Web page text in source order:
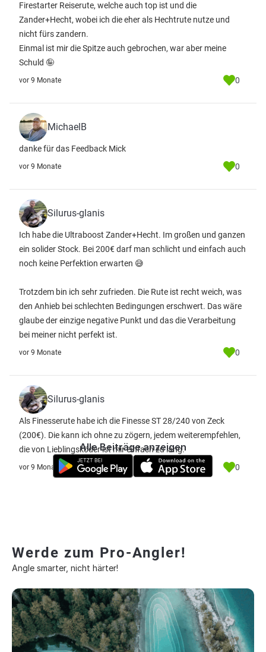
Firestarter Reiserute, welche auch top ist und die
Zander+Hecht, wobei ich die eher als Hechtrute nutze und
nicht fürs zandern.
Einmal ist mir die Spitze auch gebrochen, war aber meine
Schuld 🤪
vor 9 Monate 0
MichaelB
danke für das Feedback Mick
vor 9 Monate 0
Silurus-glanis
Ich habe die Ultraboost Zander+Hecht. Im großen und ganzen
ein solider Stock. Bei 200€ darf man schlicht und einfach auch
noch keine Perfektion erwarten 😅
Trotzdem bin ich sehr zufrieden. Die Rute ist recht weich, was
den Anhieb bei schlechten Bedingungen erschwert. Das wäre
glaube der einzige negative Punkt und das die Verarbeitung
bei meiner nicht perfekt ist.
vor 9 Monate 0
Silurus-glanis
Als Finesserute habe ich die Finesse ST 28/240 von Zeck
(200€). Die kann ich ohne zu zögern, jedem weiterempfehlen,
die von Lieblingsköder ist mir einfach zu lang.
vor 9 Monate 0
Alle Beiträge anzeigen
Werde zum Pro-Angler!
Angle smarter, nicht härter!